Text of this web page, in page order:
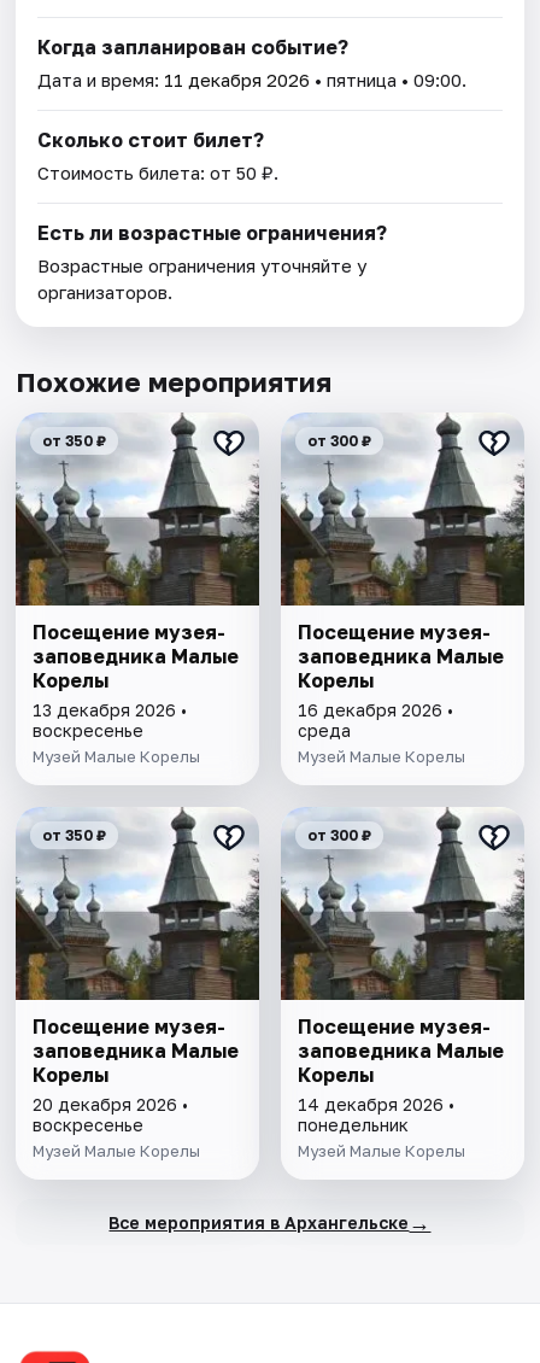
Когда запланирован событие?
Дата и время: 11 декабря 2026 • пятница • 09:00.
Сколько стоит билет?
Стоимость билета: от 50 ₽.
Есть ли возрастные ограничения?
Возрастные ограничения уточняйте у
организаторов.
Похожие мероприятия
от 350 ₽
Посещение музея-
заповедника Малые
Корелы
13 декабря 2026 •
воскресенье
Музей Малые Корелы
от 300 ₽
Посещение музея-
заповедника Малые
Корелы
16 декабря 2026 •
среда
Музей Малые Корелы
от 350 ₽
Посещение музея-
заповедника Малые
Корелы
20 декабря 2026 •
воскресенье
Музей Малые Корелы
от 300 ₽
Посещение музея-
заповедника Малые
Корелы
14 декабря 2026 •
понедельник
Музей Малые Корелы
Все мероприятия в Архангельске →